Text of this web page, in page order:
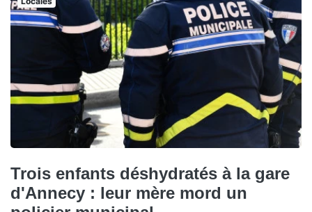
Trois enfants déshydratés à la gare
d'Annecy : leur mère mord un